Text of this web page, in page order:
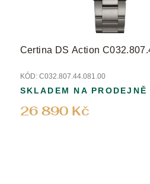
Certina DS Action
KÓD: C032.807.44.081.00
26 890 Kč
SKLADEM NA PRODEJNĚ